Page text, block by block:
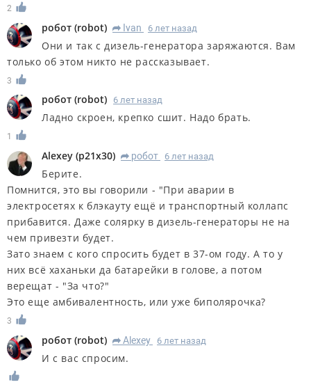
2
робот (robot) R Ivan 6 лет назад
Они и так с дизель-генератора заряжаются. Вам
только об этом никто не рассказывает.
3
робот (robot) 6 лет назад
Ладно скроен, крепко сшит. Надо брать.
1
Alexey (p21x30) R робот 6 лет назад
Берите.
Помнится, это вы говорили - "При аварии в
электросетях к блэкауту ещё и транспортный коллапс
прибавится. Даже солярку в дизель-генераторы не на
чем привезти будет.
Зато знаем с кого спросить будет в 37-ом году. А то у
них всё хаханьки да батарейки в голове, а потом
верещат - "За что?"
Это еще амбивалентность, или уже биполярочка?
3
робот (robot) R Alexey 6 лет назад
И с вас спросим.